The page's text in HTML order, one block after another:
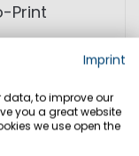
Print
Imprint
to improve our
you a great website
we use open the